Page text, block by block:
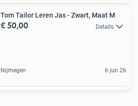
Tom Tailor Leren Jas - Zwart, Maat M
€ 50,00 Details
Nijmegen 6 jun 26